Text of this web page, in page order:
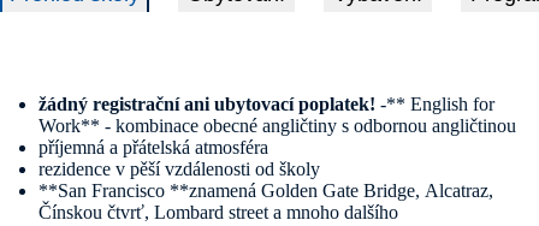
žádný registrační ani ubytovací poplatek! -** English for
Work** - kombinace obecné angličtiny s odbornou angličtinou
příjemná a přátelská atmosféra
rezidence v pěší vzdálenosti od školy
**San Francisco **znamená Golden Gate Bridge, Alcatraz,
Čínskou čtvrť, Lombard street a mnoho dalšího